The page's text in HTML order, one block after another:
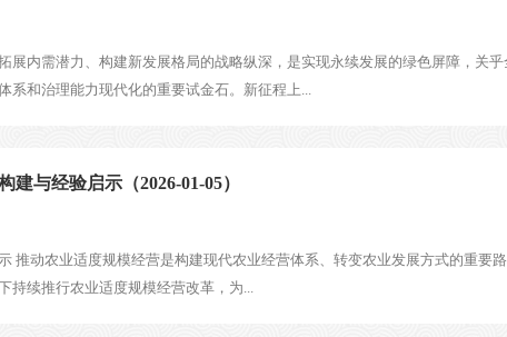
展内需潜力、构建新发展格局的战略纵深，是实现永续发展的绿色屏障，关乎
系和治理能力现代化的重要试金石。新征程上...
与经验启示（2026-01-05）
推动农业适度规模经营是构建现代农业经营体系、转变农业发展方式的重要
持续推行农业适度规模经营改革，为...